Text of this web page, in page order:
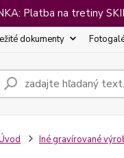
Platba na tretiny
dokumenty
Iné gravírované